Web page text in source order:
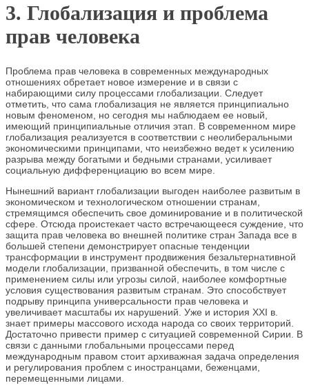
3. Глобализация и проблема
прав человека
Проблема прав человека в современных международных
отношениях обретает новое измерение и в связи с
набирающими силу процессами глобализации. Следует
отметить, что сама глобализация не является принципиально
новым феноменом, но сегодня мы наблюдаем ее новый,
имеющий принципиальные отличия этап. В современном мире
глобализация реализуется в соответствии с неолиберальными
экономическими принципами, что неизбежно ведет к усилению
разрыва между богатыми и бедными странами, усиливает
социальную дифференциацию во всем мире.
Нынешний вариант глобализации выгоден наиболее развитым в
экономическом и технологическом отношении странам,
стремящимся обеспечить свое доминирование и в политической
сфере. Отсюда проистекает часто встречающееся суждение, что
защита прав человека во внешней политике стран Запада все в
большей степени демонстрирует опасные тенденции
трансформации в инструмент продвижения безальтернативной
модели глобализации, призванной обеспечить, в том числе с
применением силы или угрозы силой, наиболее комфортные
условия существования развитым странам. Это способствует
подрыву принципа универсальности прав человека и
увеличивает масштабы их нарушений. Уже и история XXI в.
знает примеры массового исхода народа со своих территорий.
Достаточно привести пример с ситуацией современной Сирии. В
связи с данными глобальными процессами перед
международным правом стоит архиважная задача определения
и регулирования проблем с иностранцами, беженцами,
перемещенными лицами.